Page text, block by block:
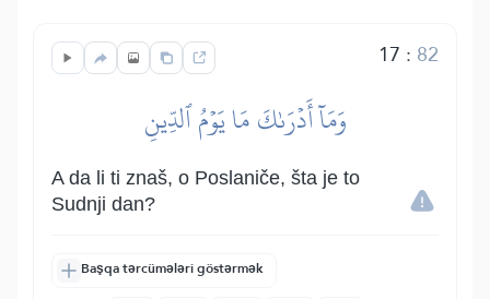
17 : 82
وَمَآ أَدۡرَىٰكَ مَا يَوۡمُ ٱلدِّينِ
A da li ti znaš, o Poslaniče, šta je to
Sudnji dan?
Başqa tərcümələri göstərmək